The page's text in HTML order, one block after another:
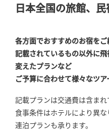
日本全国の旅館、
各方面でおすすめのお宿をご
記載されているもの以外に
変えたプランなど
ご予算に合わせて様々なツア
記載プランは交通費は含まれ
食事条件はホテルにより異な
連泊プランも承ります。